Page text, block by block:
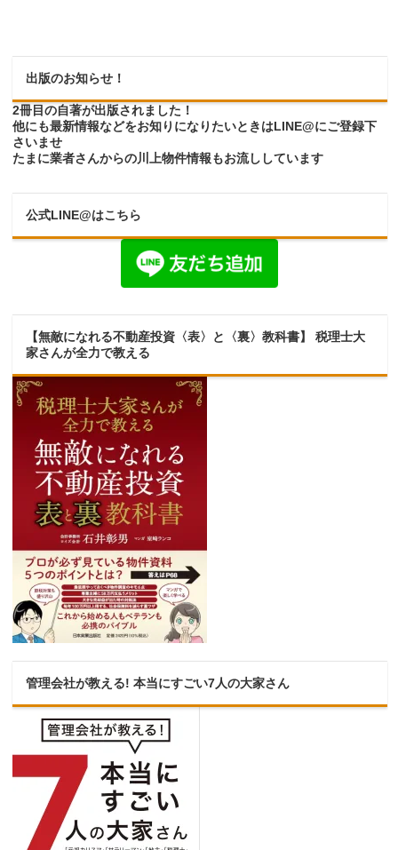
出版のお知らせ！
2冊目の自著が出版されました！
他にも最新情報などをお知りになりたいときはLINE@にご登録下
さいませ
たまに業者さんからの川上物件情報もお流ししています
公式LINE@はこちら
【無敵になれる不動産投資〈表〉と〈裏〉教科書】 税理士大
家さんが全力で教える
管理会社が教える! 本当にすごい7人の大家さん